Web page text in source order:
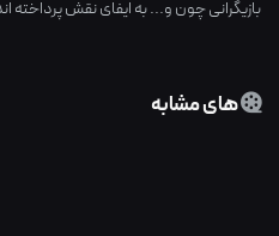
بازیگرانی چون و... به ایفای نقش پرداخته
های مشابه